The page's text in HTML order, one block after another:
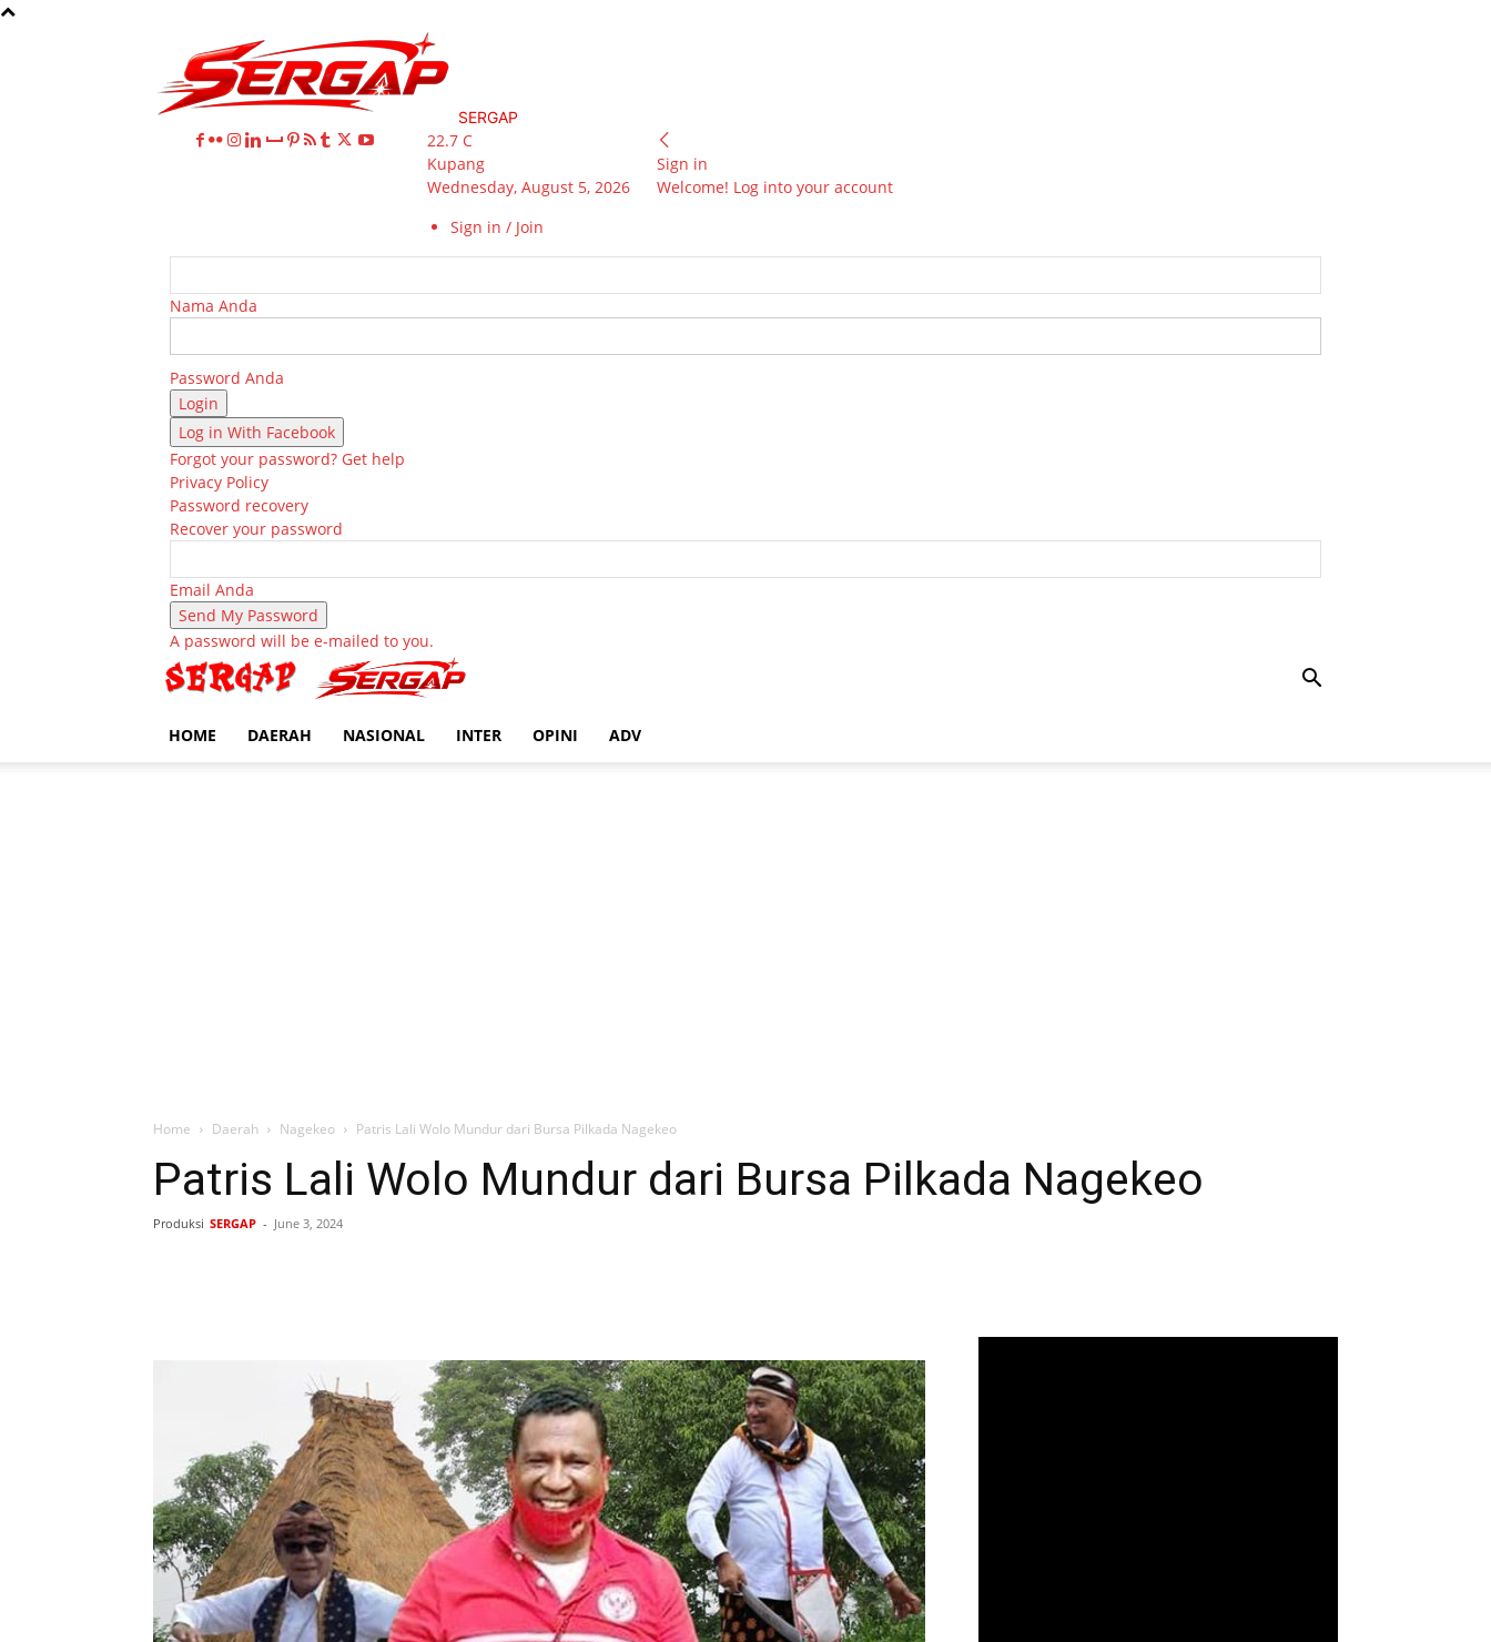
SERGAP
22.7 C
Kupang
Wednesday, August 5, 2026
Sign in / Join
Sign in
Welcome! Log into your account
Nama Anda
Password Anda
Log in With Facebook
Forgot your password? Get help
Privacy Policy
Password recovery
Recover your password
Email Anda
A password will be e-mailed to you.
HOME DAERAH NASIONAL INTER OPINI ADV
Home Daerah Nagekeo Patris Lali Wolo Mundur dari Bursa Pilkada Nagekeo
Patris Lali Wolo Mundur dari Bursa Pilkada Nagekeo
Produksi SERGAP - June 3, 2024